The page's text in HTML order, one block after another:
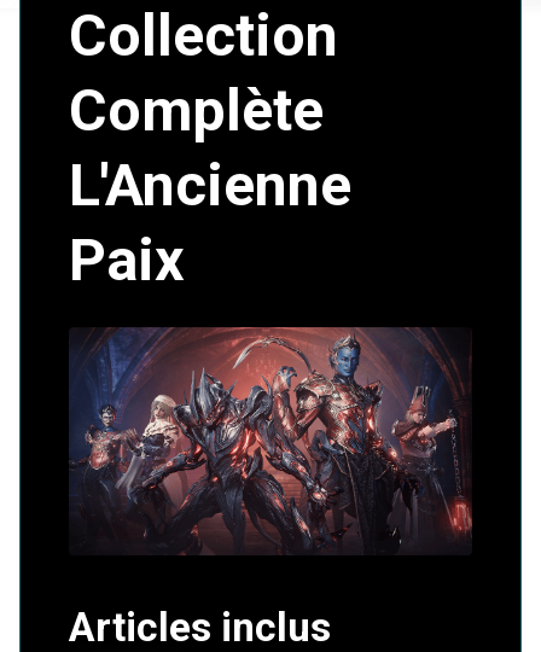
Collection
Complète
L'Ancienne
Paix
Articles inclus